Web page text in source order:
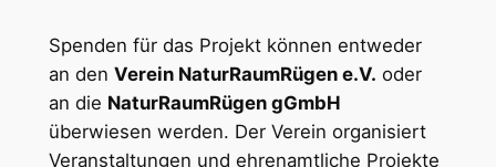
Spenden für das Projekt können entweder
an den Verein NaturRaumRügen e.V. oder
an die NaturRaumRügen gGmbH
überwiesen werden. Der Verein organisiert
Veranstaltungen und ehrenamtliche Projekte